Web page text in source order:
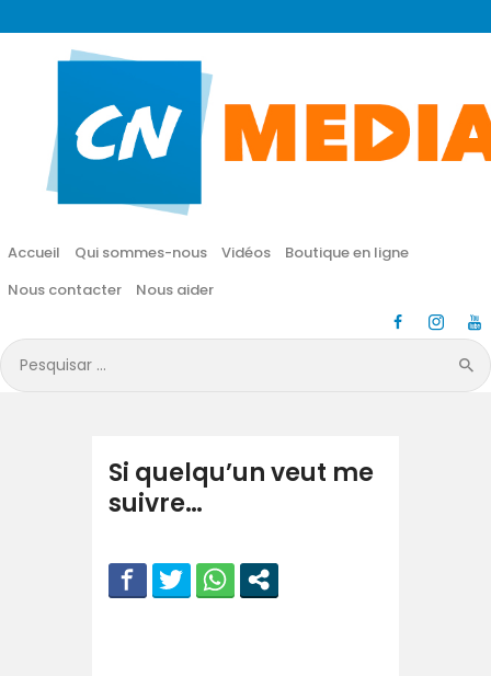
Accueil Qui sommes-nous Vidéos
Boutique en ligne
Nous contacter
Nous aider
Pesquisar
por:
CN MÉDIA
Une vie nouvelle en JESUS !
Accueil
Vidéos
Boutique en ligne
Nous aider
Si quelqu’un veut me
suivre…